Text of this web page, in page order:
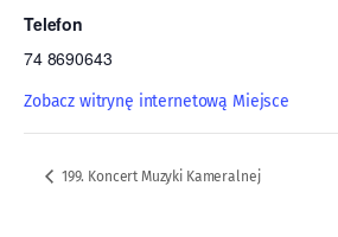
Telefon
74 8690643
Zobacz witrynę internetową Miejsce
199. Koncert Muzyki Kameralnej